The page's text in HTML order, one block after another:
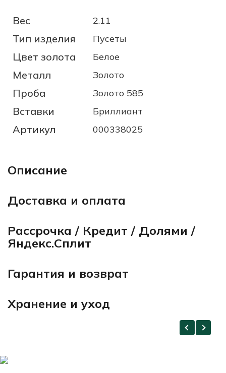
Вес 2.11
Тип изделия Пусеты
Цвет золота Белое
Металл Золото
Проба Золото 585
Вставки Бриллиант
Артикул 000338025
Описание
Доставка и оплата
Рассрочка / Кредит / Долями /
Яндекс.Сплит
Гарантия и возврат
Хранение и уход